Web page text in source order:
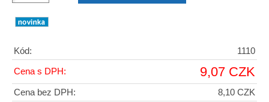
Kód: 1110
Cena s DPH: 9,07 CZK
Cena bez DPH:
8,10 CZK